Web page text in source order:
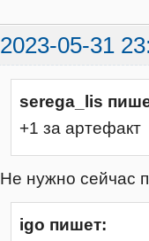
2023-05-31
serega_lis
+1 за артефакт
Не нужно сейчас
igo пишет: